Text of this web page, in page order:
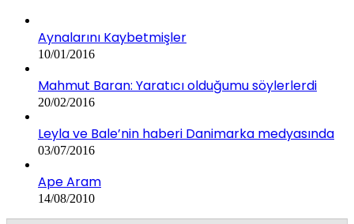
Aynalarını Kaybetmişler
10/01/2016
Mahmut Baran: Yaratıcı olduğumu söylerlerdi
20/02/2016
Leyla ve Bale’nin haberi Danimarka medyasında
03/07/2016
Ape Aram
14/08/2010